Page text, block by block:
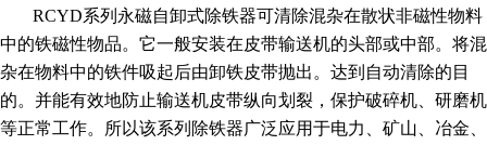
RCYD系列永磁自卸式除铁器可清除混杂在散状非磁性物料
中的铁磁性物品。它一般安装在皮带输送机的头部或中部。将混
杂在物料中的铁件吸起后由卸铁皮带抛出。达到自动清除的目
的。并能有效地防止输送机皮带纵向划裂，保护破碎机、研磨机
等正常工作。所以该系列除铁器广泛应用于电力、矿山、冶金、